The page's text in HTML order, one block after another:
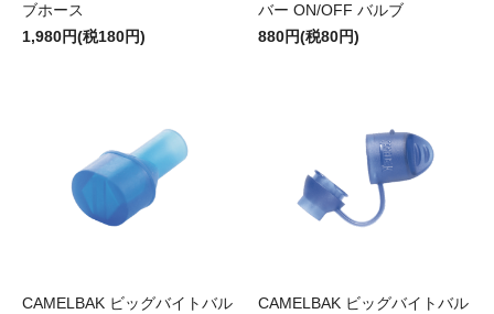
ブホース
1,980円(税180円)
バー ON/OFF バルブ
880円(税80円)
CAMELBAK ビッグバイトバル
CAMELBAK ビッグバイトバル